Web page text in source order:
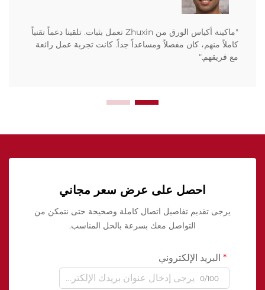
"ماكينة أكياس الورق من Zhuxin تعمل بثبات. تلقينا دعماً تقنياً
كاملاً منهم، كان مفصلاً ومساعداً جداً. كانت تجربة عمل رائعة
مع فريقهم."
احصل على عرض سعر مجاني
يرجى تقديم تفاصيل اتصال كاملة وصحيحة حتى نتمكن من
التواصل معك بسرعة بالحل المناسب.
البريد الإلكتروني
0/100